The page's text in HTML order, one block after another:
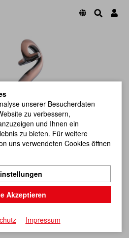
unserer Besucherdaten
zu verbessern,
und Ihnen ein
zu bieten. Für weitere
uns verwendeten Cookies öffnen
Akzeptieren
Impressum